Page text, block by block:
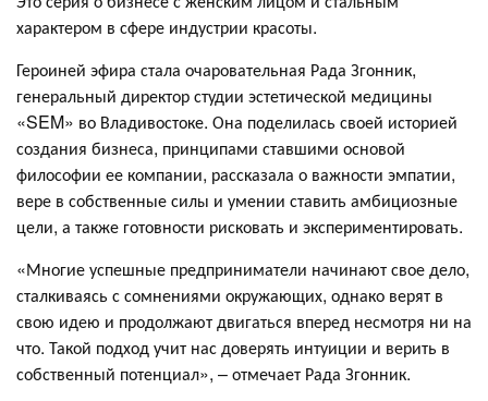
характером в сфере индустрии красоты.
Героиней эфира стала очаровательная Рада Згонник,
генеральный директор студии эстетической медицины
«SEM» во Владивостоке. Она поделилась своей историей
создания бизнеса, принципами ставшими основой
философии ее компании, рассказала о важности эмпатии,
вере в собственные силы и умении ставить амбициозные
цели, а также готовности рисковать и экспериментировать.
«Многие успешные предприниматели начинают свое дело,
сталкиваясь с сомнениями окружающих, однако верят в
свою идею и продолжают двигаться вперед несмотря ни на
что. Такой подход учит нас доверять интуиции и верить в
собственный потенциал», – отмечает Рада Згонник.